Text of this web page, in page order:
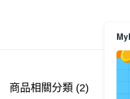
每筆HK$40.00，滿HK$350.00
付款後順豐站及營業點
商
商品相關分類 (2)